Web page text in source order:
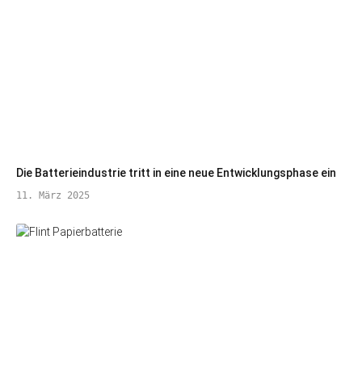
Die Batterieindustrie tritt in eine neue Entwicklungsphase ein
11. März 2025